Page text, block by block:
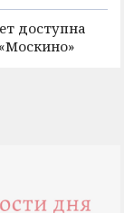
доступна